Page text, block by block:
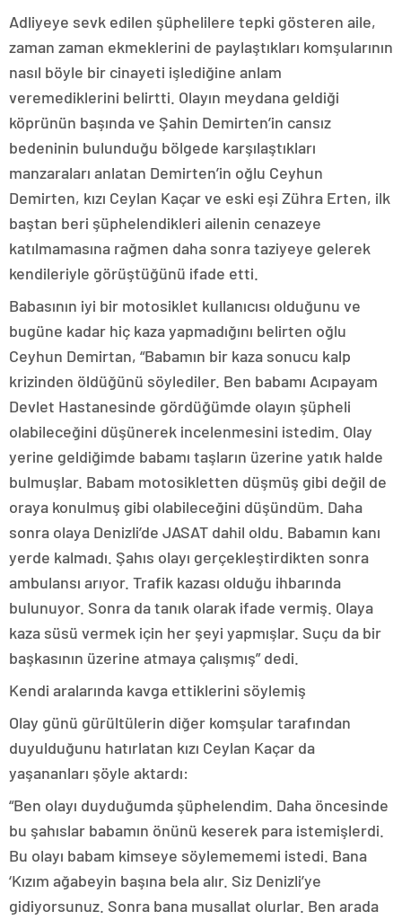
Adliyeye sevk edilen şüphelilere tepki gösteren aile,
zaman zaman ekmeklerini de paylaştıkları komşularının
nasıl böyle bir cinayeti işlediğine anlam
veremediklerini belirtti. Olayın meydana geldiği
köprünün başında ve Şahin Demirten’in cansız
bedeninin bulunduğu bölgede karşılaştıkları
manzaraları anlatan Demirten’in oğlu Ceyhun
Demirten, kızı Ceylan Kaçar ve eski eşi Zühra Erten, ilk
baştan beri şüphelendikleri ailenin cenazeye
katılmamasına rağmen daha sonra taziyeye gelerek
kendileriyle görüştüğünü ifade etti.
Babasının iyi bir motosiklet kullanıcısı olduğunu ve
bugüne kadar hiç kaza yapmadığını belirten oğlu
Ceyhun Demirtan, “Babamın bir kaza sonucu kalp
krizinden öldüğünü söylediler. Ben babamı Acıpayam
Devlet Hastanesinde gördüğümde olayın şüpheli
olabileceğini düşünerek incelenmesini istedim. Olay
yerine geldiğimde babamı taşların üzerine yatık halde
bulmuşlar. Babam motosikletten düşmüş gibi değil de
oraya konulmuş gibi olabileceğini düşündüm. Daha
sonra olaya Denizli’de JASAT dahil oldu. Babamın kanı
yerde kalmadı. Şahıs olayı gerçekleştirdikten sonra
ambulansı arıyor. Trafik kazası olduğu ihbarında
bulunuyor. Sonra da tanık olarak ifade vermiş. Olaya
kaza süsü vermek için her şeyi yapmışlar. Suçu da bir
başkasının üzerine atmaya çalışmış” dedi.
Kendi aralarında kavga ettiklerini söylemiş
Olay günü gürültülerin diğer komşular tarafından
duyulduğunu hatırlatan kızı Ceylan Kaçar da
yaşananları şöyle aktardı:
“Ben olayı duyduğumda şüphelendim. Daha öncesinde
bu şahıslar babamın önünü keserek para istemişlerdi.
Bu olayı babam kimseye söylemememi istedi. Bana
‘Kızım ağabeyin başına bela alır. Siz Denizli’ye
gidiyorsunuz. Sonra bana musallat olurlar. Ben arada